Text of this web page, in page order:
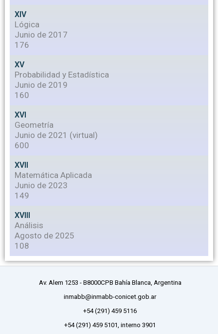
XIV
Lógica
Junio de 2017
176
XV
Probabilidad y Estadística
Junio de 2019
160
XVI
Geometría
Junio de 2021 (virtual)
600
XVII
Matemática Aplicada
Junio de 2023
149
XVIII
Análisis
Agosto de 2025
108
Av. Alem 1253 - B8000CPB Bahía Blanca, Argentina
inmabb@inmabb-conicet.gob.ar
+54 (291) 459 5116
+54 (291) 459 5101, interno 3901